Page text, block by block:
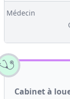
Médecin
Cabinet à